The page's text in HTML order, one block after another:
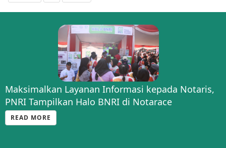
Maksimalkan Layanan Informasi kepada Notaris,
PNRI Tampilkan Halo BNRI di Notarace
READ MORE